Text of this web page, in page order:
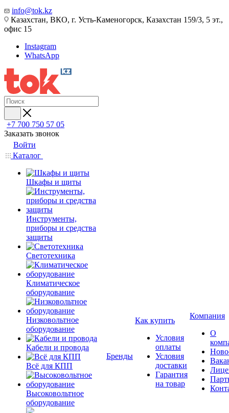
info@tok.kz
Казахстан, ВКО, г. Усть-Каменогорск, Казахстан 159/3, 5 эт.,
офис 15
Instagram
WhatsApp
+7 700 750 57 05
Заказать звонок
Войти
Каталог
Шкафы и щиты
Инструменты,
приборы и средства
защиты
Светотехника
Климатическое
оборудование
Низковольтное
оборудование
Кабели и провода
Всё для КПП
Высоковольтное
оборудование
Бренды
Как купить
Условия
оплаты
Условия
доставки
Гарантия
на товар
Компания
О